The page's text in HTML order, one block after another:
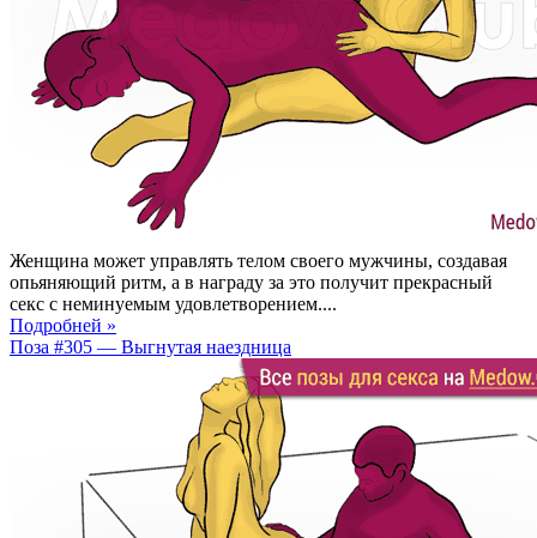
Женщина может управлять телом своего мужчины, создавая
опьяняющий ритм, а в награду за это получит прекрасный
секс с неминуемым удовлетворением....
Подробней »
Поза #305 — Выгнутая наездница